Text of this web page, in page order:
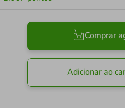
Comprar
Adicionar ao